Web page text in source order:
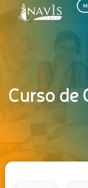
Curso de